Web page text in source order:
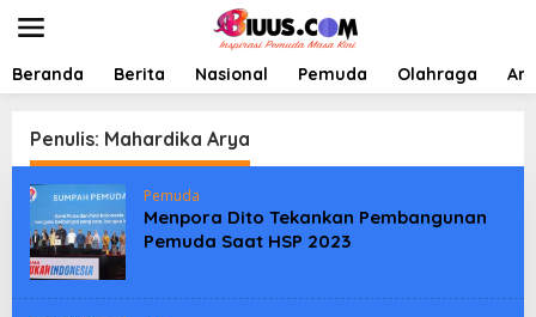
t
Beranda Berita Nasional Pemuda Olahraga
Penulis: Mahardika Arya
Pemuda
Menpora Dito Tekankan Pembangunan
Pemuda Saat HSP 2023